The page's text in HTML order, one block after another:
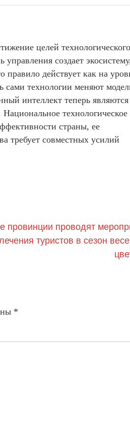
целей технологического
создает
правило действует как на
сами технологии меняют
интеллект теперь являются
технологическое
страны, ее
требует совместных усилий
провинции проводят
туристов в сезон
*